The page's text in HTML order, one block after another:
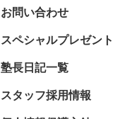
お問い合わせ
スペシャルプレゼント
塾長日記一覧
スタッフ採用情報